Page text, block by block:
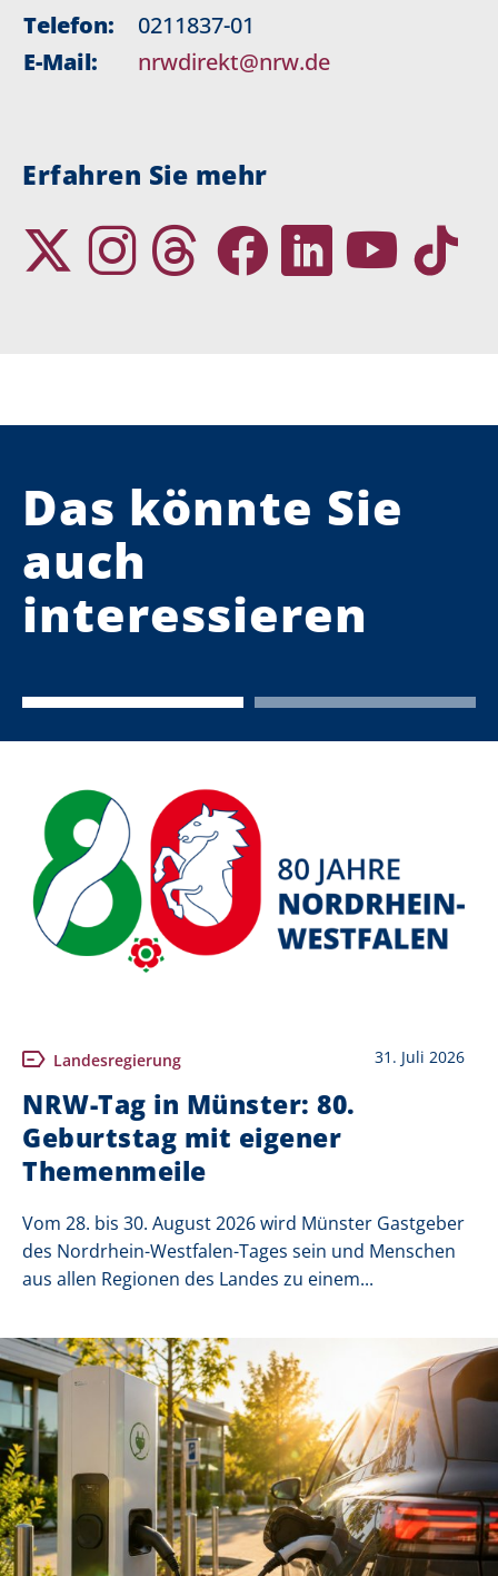
Telefon:
0211837-01
E-Mail:
nrwdirekt@nrw.de
Erfahren Sie mehr
Das könnte Sie
auch
interessieren
Landesregierung 31. Juli 2026
NRW-Tag in Münster: 80.
Geburtstag mit eigener
Themenmeile
Vom 28. bis 30. August 2026 wird Münster Gastgeber
des Nordrhein-Westfalen-Tages sein und Menschen
aus allen Regionen des Landes zu einem...